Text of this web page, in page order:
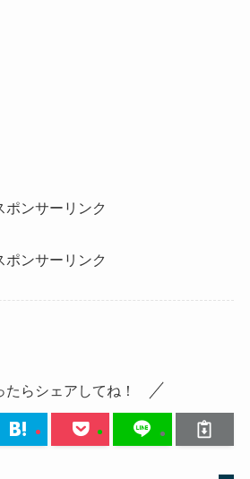
ポンサーリンク
ポンサーリンク
たらシェアしてね！